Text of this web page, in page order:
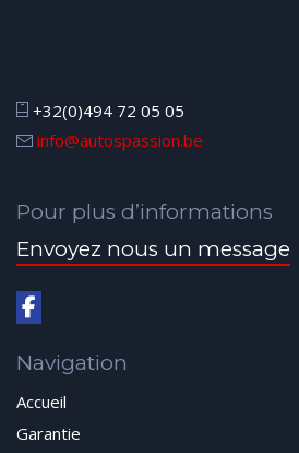
+32(0)494 72 05 05
info@autospassion.be
Pour plus d’informations
Envoyez nous un message
Navigation
Accueil
Garantie